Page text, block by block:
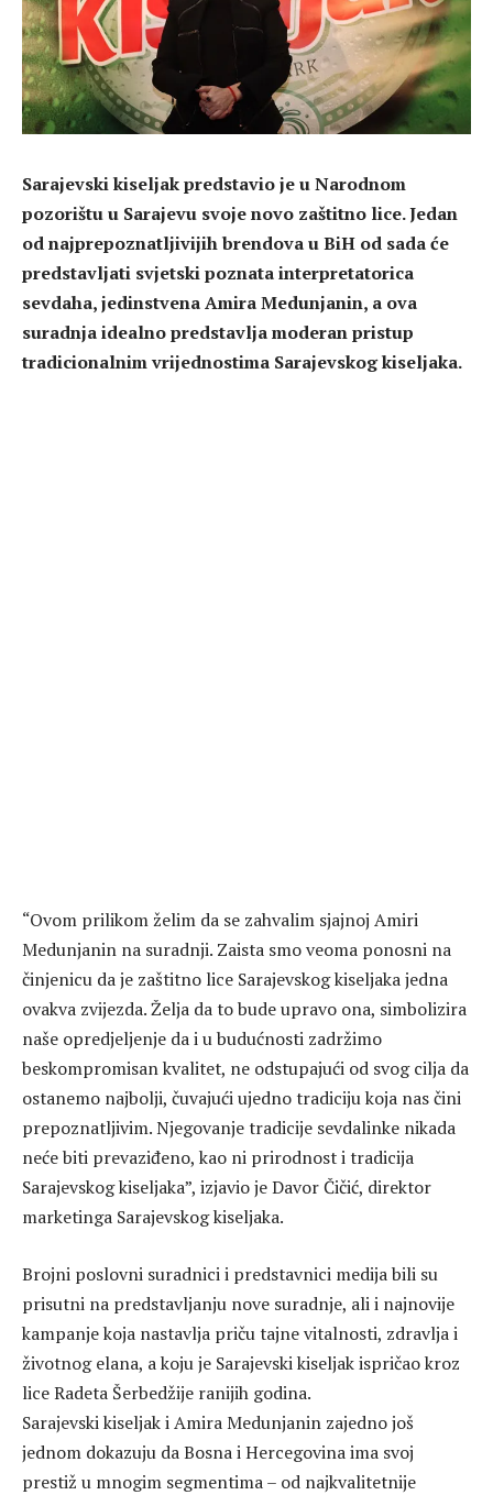
Sarajevski kiseljak predstavio je u Narodnom
pozorištu u Sarajevu svoje novo zaštitno lice. Jedan
od najprepoznatljivijih brendova u BiH od sada će
predstavljati svjetski poznata interpretatorica
sevdaha, jedinstvena Amira Medunjanin, a ova
suradnja idealno predstavlja moderan pristup
tradicionalnim vrijednostima Sarajevskog kiseljaka.
“Ovom prilikom želim da se zahvalim sjajnoj Amiri
Medunjanin na suradnji. Zaista smo veoma ponosni na
činjenicu da je zaštitno lice Sarajevskog kiseljaka jedna
ovakva zvijezda. Želja da to bude upravo ona, simbolizira
naše opredjeljenje da i u budućnosti zadržimo
beskompromisan kvalitet, ne odstupajući od svog cilja da
ostanemo najbolji, čuvajući ujedno tradiciju koja nas čini
prepoznatljivim. Njegovanje tradicije sevdalinke nikada
neće biti prevaziđeno, kao ni prirodnost i tradicija
Sarajevskog kiseljaka”, izjavio je Davor Čičić, direktor
marketinga Sarajevskog kiseljaka.
Brojni poslovni suradnici i predstavnici medija bili su
prisutni na predstavljanju nove suradnje, ali i najnovije
kampanje koja nastavlja priču tajne vitalnosti, zdravlja i
životnog elana, a koju je Sarajevski kiseljak ispričao kroz
lice Radeta Šerbedžije ranijih godina.
Sarajevski kiseljak i Amira Medunjanin zajedno još
jednom dokazuju da Bosna i Hercegovina ima svoj
prestiž u mnogim segmentima – od najkvalitetnije